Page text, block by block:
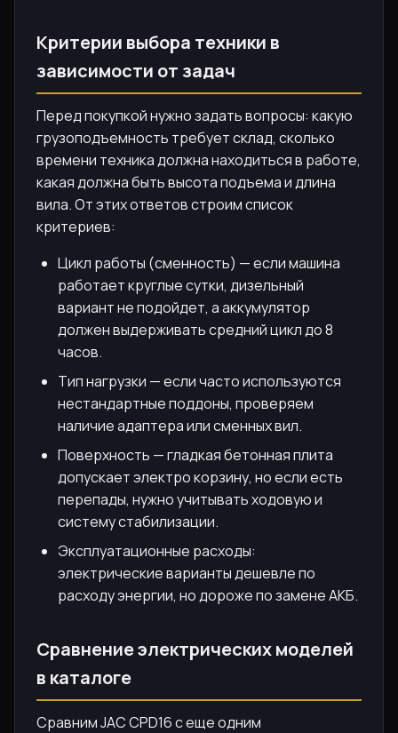
Критерии выбора техники в
зависимости от задач
Перед покупкой нужно задать вопросы: какую
грузоподъемность требует склад, сколько
времени техника должна находиться в работе,
какая должна быть высота подъема и длина
вила. От этих ответов строим список
критериев:
Цикл работы (сменность) — если машина
работает круглые сутки, дизельный
вариант не подойдет, а аккумулятор
должен выдерживать средний цикл до 8
часов.
Тип нагрузки — если часто используются
нестандартные поддоны, проверяем
наличие адаптера или сменных вил.
Поверхность — гладкая бетонная плита
допускает электро корзину, но если есть
перепады, нужно учитывать ходовую и
систему стабилизации.
Эксплуатационные расходы:
электрические варианты дешевле по
расходу энергии, но дороже по замене АКБ.
Сравнение электрических моделей
в каталоге
Сравним JAC CPD16 с еще одним